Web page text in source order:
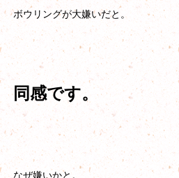
ボウリングが大嫌いだと。
同感です。
なぜ嫌いかと。